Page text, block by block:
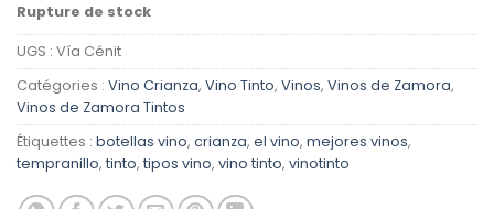
Rupture de stock
UGS : Vía Cénit
Catégories : Vino Crianza, Vino Tinto, Vinos, Vinos de Zamora,
Vinos de Zamora Tintos
Étiquettes : botellas vino, crianza, el vino, mejores vinos,
tempranillo, tinto, tipos vino, vino tinto, vinotinto